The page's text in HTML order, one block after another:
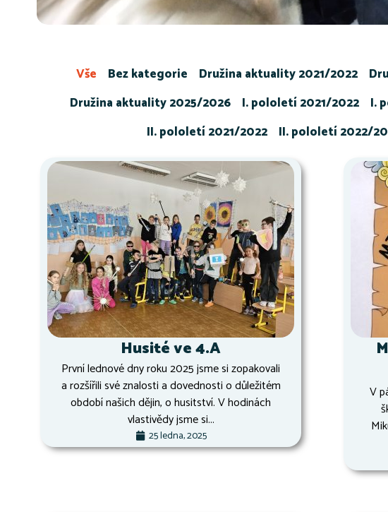
Bez kategorie Družina aktuality 2021/2022
Družina aktuality 2025/2026
I. pololetí 2021/2022 I.
II. pololetí 2021/2022
II. pololetí 2022/
Vše
Husité ve 4.A
První lednové dny roku 2025 jsme si zopakovali
a rozšířili své znalosti a dovednosti o důležitém
období našich dějin, o husitství. V hodinách
vlastivědy jsme si...
25 ledna, 2025
V